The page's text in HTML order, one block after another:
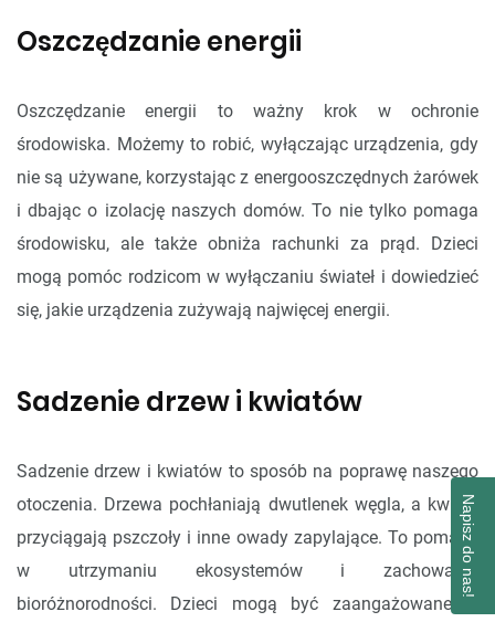
Oszczędzanie energii
Oszczędzanie energii to ważny krok w ochronie
środowiska. Możemy to robić, wyłączając urządzenia, gdy
nie są używane, korzystając z energooszczędnych żarówek
i dbając o izolację naszych domów. To nie tylko pomaga
środowisku, ale także obniża rachunki za prąd. Dzieci
mogą pomóc rodzicom w wyłączaniu świateł i dowiedzieć
się, jakie urządzenia zużywają najwięcej energii.
Sadzenie drzew i kwiatów
Sadzenie drzew i kwiatów to sposób na poprawę naszego
otoczenia. Drzewa pochłaniają dwutlenek węgla, a kwiaty
przyciągają pszczoły i inne owady zapylające. To pomaga
w utrzymaniu ekosystemów i zachowaniu
bioróżnorodności. Dzieci mogą być zaangażowane w
Napisz do nas!